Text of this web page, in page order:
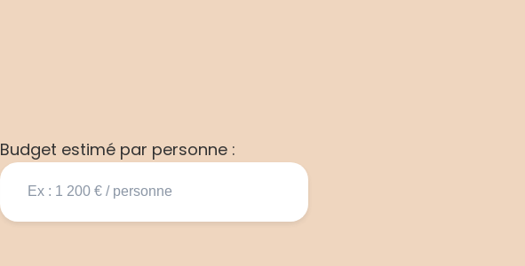
Budget estimé par personne :